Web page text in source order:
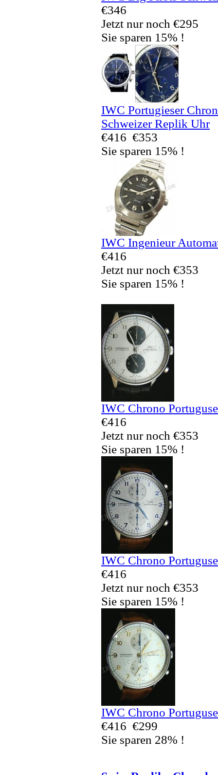
€346
Jetzt nur noch €295
Sie sparen 15% !
IWC Portugieser
Schweizer Replik Uhr
€416 €353
Sie sparen 15% !
IWC Ingenieur
€416
Jetzt nur noch €353
Sie sparen 15% !
IWC Chrono
€416
Jetzt nur noch €353
Sie sparen 15% !
IWC Chrono
€416
Jetzt nur noch €353
Sie sparen 15% !
IWC Chrono
€416 €299
Sie sparen 28% !